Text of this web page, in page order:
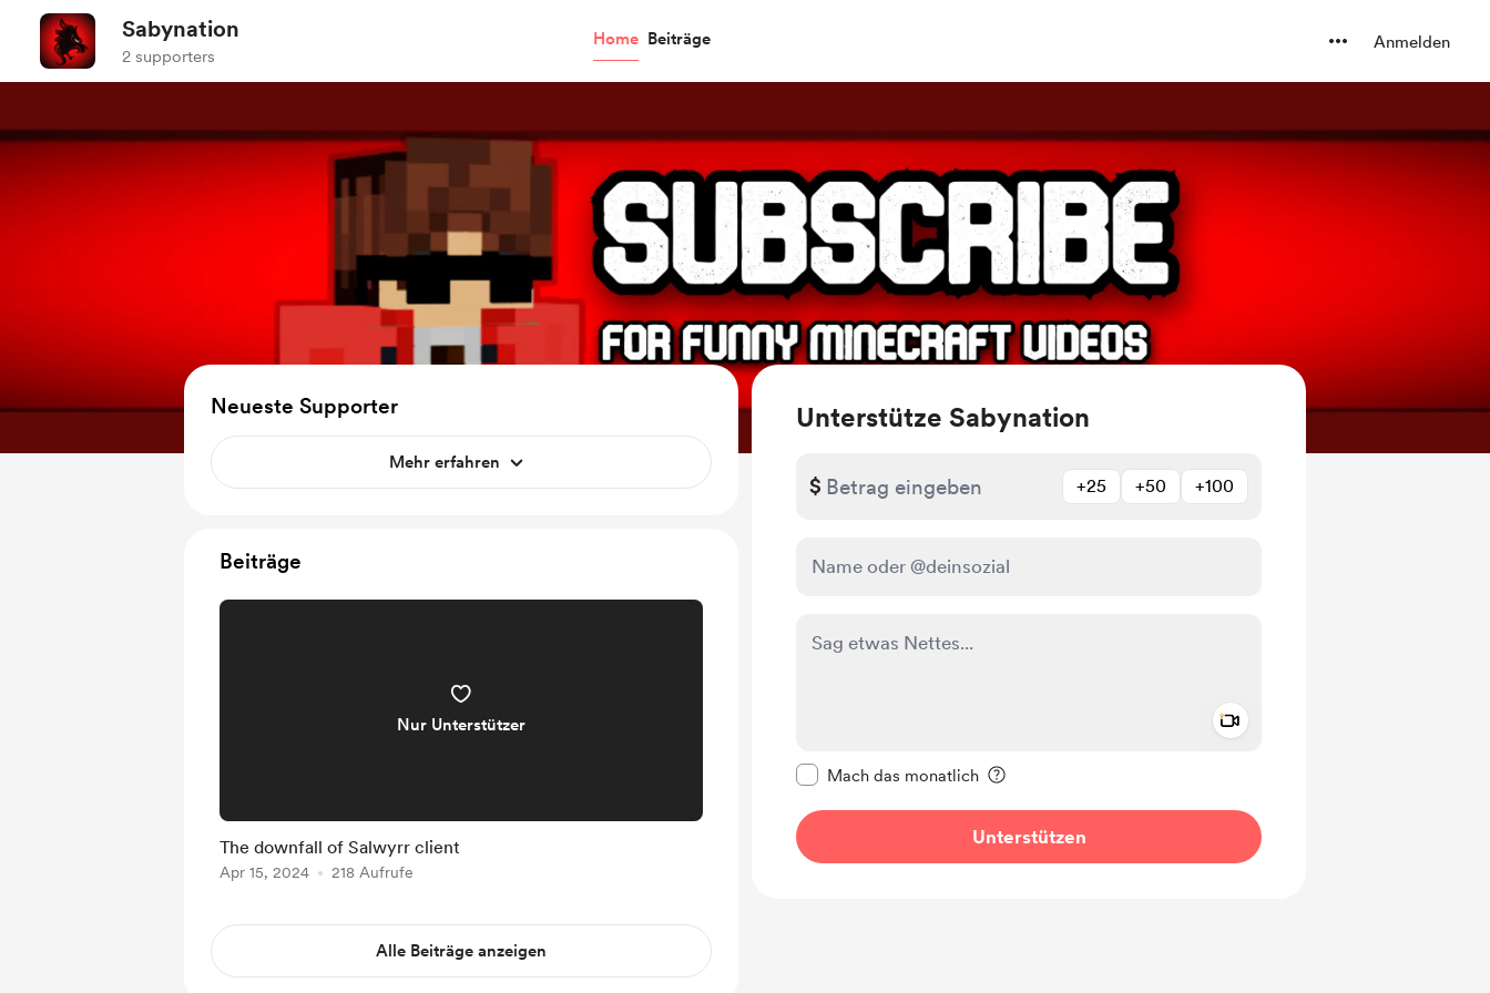
Sabynation
2 supporters
Home Beiträge Anmelden
Unterstütze Sabynation
$ +25 +50 +100
Mach das monatlich
Unterstützen
Neueste Supporter
Mehr erfahren
Beiträge
Nur Unterstützer
The downfall of Salwyrr client
Apr 15, 2024 218 Aufrufe
Alle Beiträge anzeigen